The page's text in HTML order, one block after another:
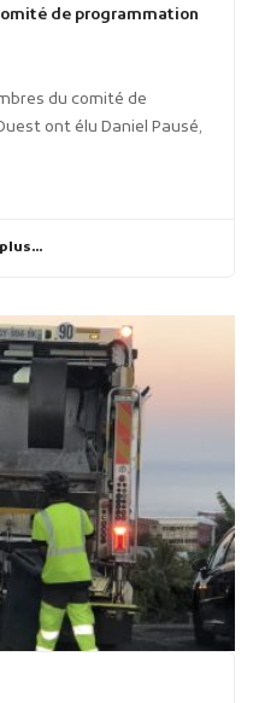
de programmation
du comité de
ont élu Daniel Pausé,